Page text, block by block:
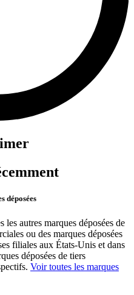
déposées
autres marques déposées de
ou des marques déposées
filiales aux États-Unis et dans
déposées de tiers
Voir toutes les marques